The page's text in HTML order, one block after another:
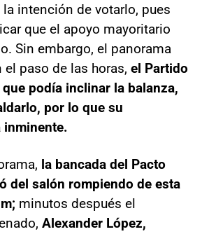
intención de votarlo, pues
que el apoyo mayoritario
Sin embargo, el panorama
paso de las horas, el Partido
podía inclinar la balanza,
por lo que su
inminente.
la bancada del Pacto
del salón rompiendo de esta
minutos después el
Alexander López,